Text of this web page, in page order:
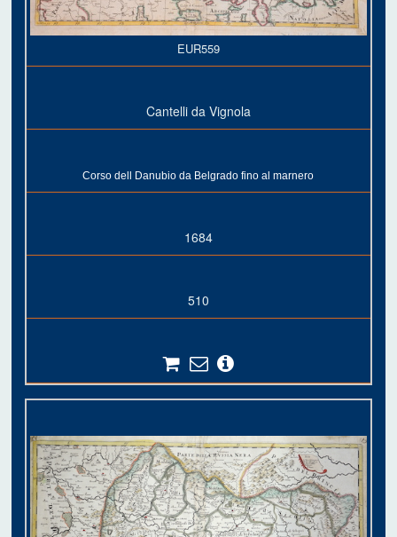
EUR559
Cantelli da Vignola
Corso dell Danubio da Belgrado fino al marnero
1684
510